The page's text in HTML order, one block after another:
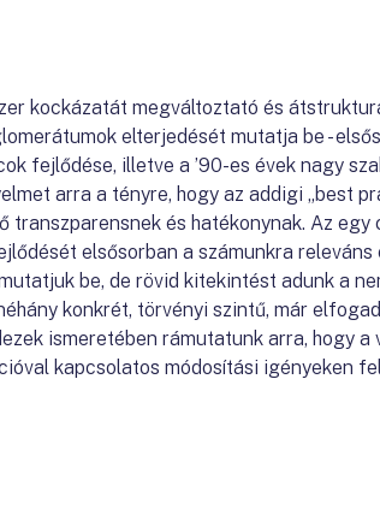
kockázatát megváltoztató és
elterjedését mutatja be -
fejlődése, illetve a ’90-es évek nagy
arra a tényre, hogy az addigi „best
és hatékonynak. Az egy
elsősorban a számunkra releváns
be, de rövid kitekintést adunk a
konkrét, törvényi szintű, már
ismeretében rámutatunk arra, hogy a
kapcsolatos módosítási igényeken